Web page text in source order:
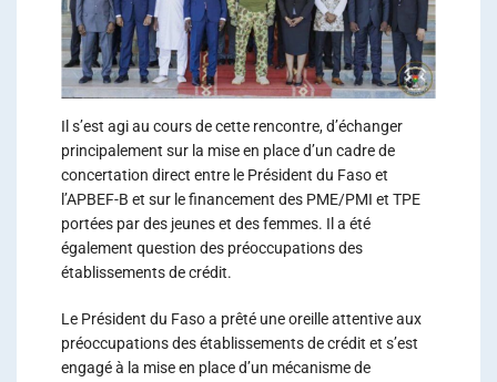
Il s’est agi au cours de cette rencontre, d’échanger
principalement sur la mise en place d’un cadre de
concertation direct entre le Président du Faso et
l’APBEF-B et sur le financement des PME/PMI et TPE
portées par des jeunes et des femmes. Il a été
également question des préoccupations des
établissements de crédit.
Le Président du Faso a prêté une oreille attentive aux
préoccupations des établissements de crédit et s’est
engagé à la mise en place d’un mécanisme de